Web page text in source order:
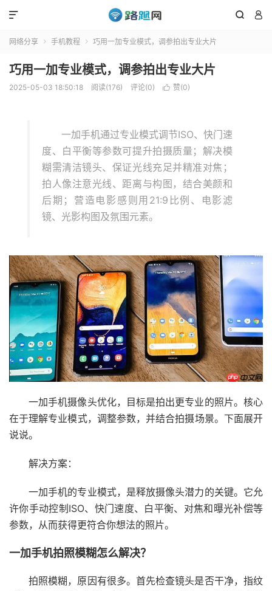
 

网络分享  手机教程  巧用一加专业模式，调参拍出专业大片
巧用一加专业模式，调参拍出专业大片
2025-05-03 18:50:18 阅读(176) 评论(0)  赞(0)
一加手机通过专业模式调节ISO、快门速
度、白平衡等参数可提升拍摄质量；解决模
糊需清洁镜头、保证光线充足并精准对焦；
拍人像注意光线、距离与构图，结合美颜和
后期；营造电影感则用21:9比例、电影滤
镜、光影构图及氛围元素。
一加手机摄像头优化，目标是拍出更专业的照片。核心
在于理解专业模式，调整参数，并结合拍摄场景。下面展开
说说。
解决方案：
一加手机的专业模式，是释放摄像头潜力的关键。它允
许你手动控制ISO、快门速度、白平衡、对焦和曝光补偿等
参数，从而获得更符合你想法的照片。
一加手机拍照模糊怎么解决？
拍照模糊，原因有很多。首先检查镜头是否干净，指纹